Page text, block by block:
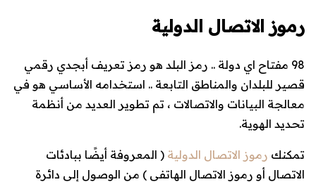
رموز الاتصال الدولية
98 مفتاح اي دولة .. رمز البلد هو رمز تعريف أبجدي رقمي
قصير للبلدان والمناطق التابعة .. استخدامه الأساسي هو في
معالجة البيانات والاتصالات ، تم تطوير العديد من أنظمة
تحديد الهوية.
تمكنك رموز الاتصال الدولية ( المعروفة أيضًا ببادئات
الاتصال أو رموز الاتصال الهاتفي ) من الوصول إلى دائرة